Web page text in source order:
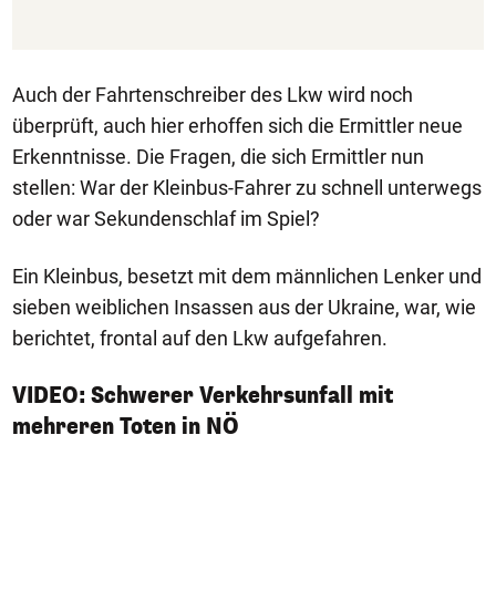
Auch der Fahrtenschreiber des Lkw wird noch
überprüft, auch hier erhoffen sich die Ermittler neue
Erkenntnisse. Die Fragen, die sich Ermittler nun
stellen: War der Kleinbus-Fahrer zu schnell unterwegs
oder war Sekundenschlaf im Spiel?
Ein Kleinbus, besetzt mit dem männlichen Lenker und
sieben weiblichen Insassen aus der Ukraine, war, wie
berichtet, frontal auf den Lkw aufgefahren.
VIDEO: Schwerer Verkehrsunfall mit
mehreren Toten in NÖ